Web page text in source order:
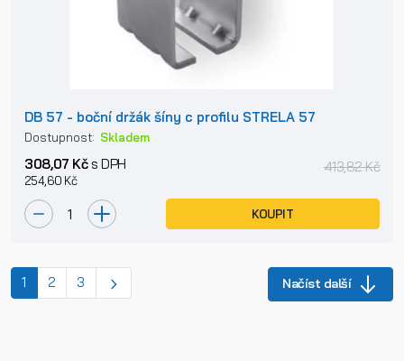
DB 57 - boční držák šíny c profilu STRELA 57
Dostupnost: Skladem
308,07 Kčs DPH
254,60 Kč
413,82 Kč
KOUPIT
1 (current)
2 3 Načíst další